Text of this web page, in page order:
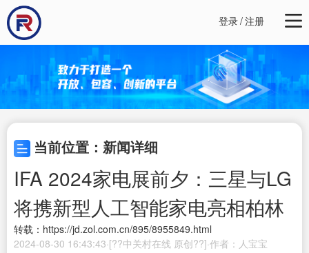
登录/注册
当前位置：新闻详细
IFA 2024家电展前夕：三星与LG
将携新型人工智能家电亮相柏林
转载：https://jd.zol.com.cn/895/8955849.html
2024-08-30 16:43:43·[??中关村在线 原创??]·作者：人宝宝